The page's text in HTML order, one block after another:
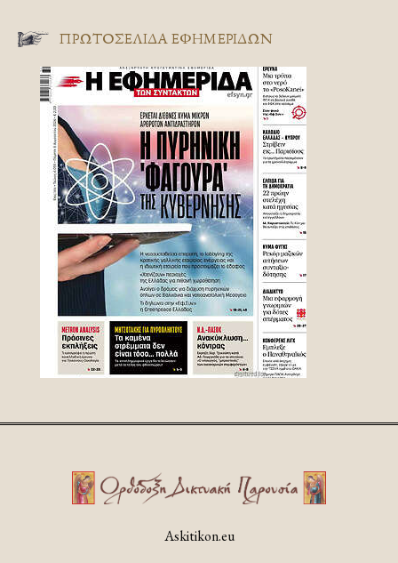
ΠΡΩΤΟΣΈΛΙΔΑ ΕΦΗΜΕΡΊΔΩΝ
Askitikon.eu